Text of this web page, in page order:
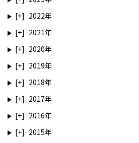
2022
2021
2020
2019
2018
2017
2016
2015